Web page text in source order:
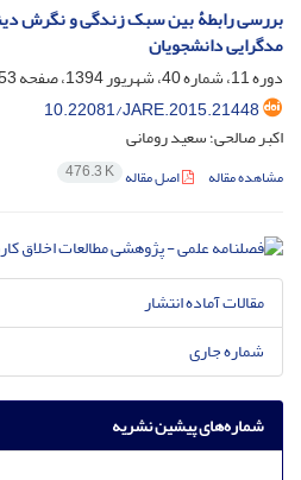
بررسی رابطۀ بین سبک زندگی و نگرش
مدگرایی دانشجویان
دوره 11، شماره 40، شهریور 1394، صفحه
10.22081/JARE.2015.21448
اکبر صالحی؛ سعید رومانی
مشاهده مقاله اصل مقاله 476.3 K
مقالات آماده انتشار
شماره جاری
شماره‌های پیشین نشریه